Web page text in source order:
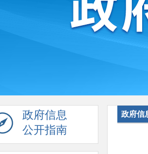
政府信息
公开指南
政府信